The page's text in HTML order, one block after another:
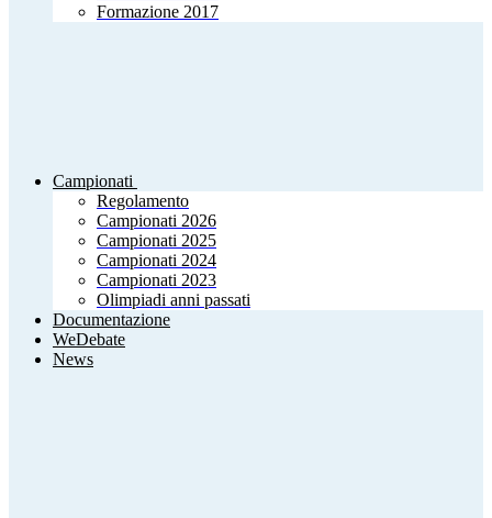
Formazione 2017
Campionati
Regolamento
Campionati 2026
Campionati 2025
Campionati 2024
Campionati 2023
Olimpiadi anni passati
Documentazione
WeDebate
News